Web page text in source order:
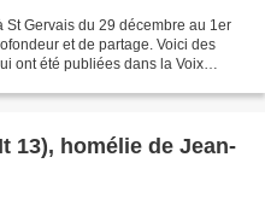
St Gervais du 29 décembre au 1er
et de partage. Voici des
ont été publiées dans la Voix
13), homélie de Jean-